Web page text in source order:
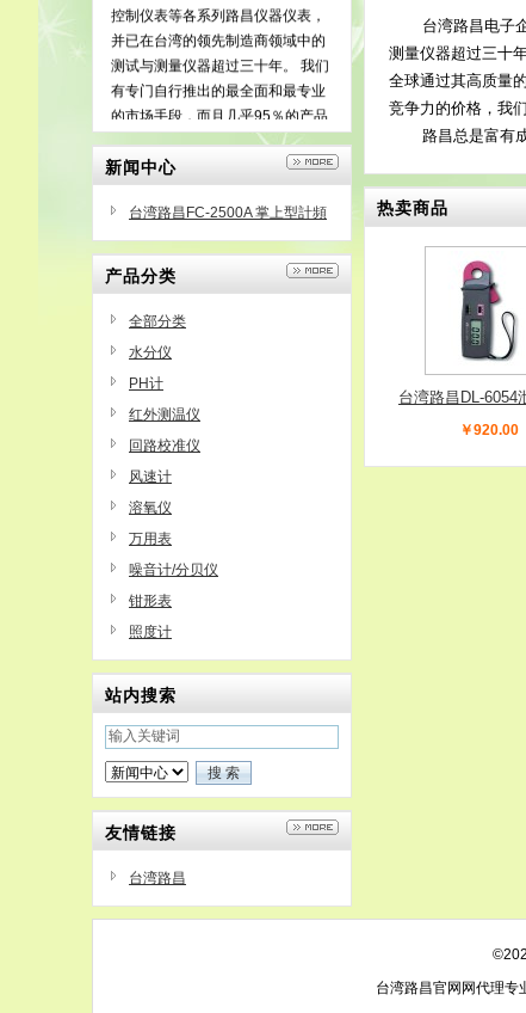
控制仪表等各系列路昌仪器仪表，
并已在台湾的领先制造商领域中的
测试与测量仪器超过三十年。 我们
有专门自行推出的最全面和最专业
的市场手段，而且几乎95％的产品
出口到70多个国家的世界。
新闻中心
台湾路昌FC-2500A 掌上型計頻
器
产品分类
全部分类
水分仪
PH计
红外测温仪
回路校准仪
风速计
溶氧仪
万用表
噪音计/分贝仪
钳形表
照度计
站内搜索
友情链接
台湾路昌
台湾路昌电子企
测量仪器超过三十
全球通过其高质量
竞争力的价格，我
路昌总是富有成
热卖商品
台湾路昌DL-6054
测试钳表DL6054
￥920.00
台湾路昌官网网代理专